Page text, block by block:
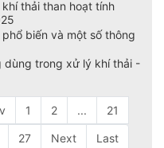
thải than hoạt tính
biến và một số thông
dùng trong xử lý khí thải -
1 2 ... 21
27 Next Last